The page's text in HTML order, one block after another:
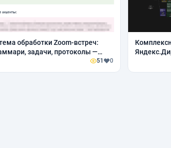
обработки Zoom-встреч:
задачи, протоколы —
формат под бизнес-процессы51 0
бюджета